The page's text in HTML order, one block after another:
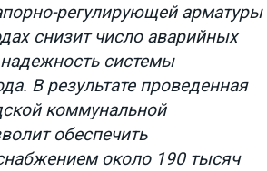
регулирующей арматуры
снизит число аварийных
системы
В результате проведенная
коммунальной
обеспечить
около 190 тысяч